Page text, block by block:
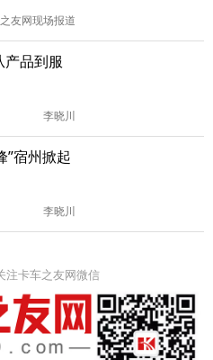
友网现场报道
品到服
李晓川
”宿州掀起
李晓川
卡车之友网微信